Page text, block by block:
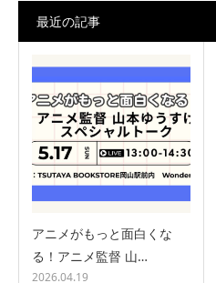
最近の記事
アニメがもっと面白くな
る！アニメ監督 山…
2026.04.19